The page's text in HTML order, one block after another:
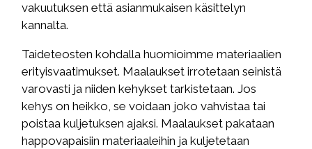
vakuutuksen että asianmukaisen käsittelyn
kannalta.
Taideteosten kohdalla huomioimme materiaalien
erityisvaatimukset. Maalaukset irrotetaan seinistä
varovasti ja niiden kehykset tarkistetaan. Jos
kehys on heikko, se voidaan joko vahvistaa tai
poistaa kuljetuksen ajaksi. Maalaukset pakataan
happovapaisiin materiaaleihin ja kuljetetaan